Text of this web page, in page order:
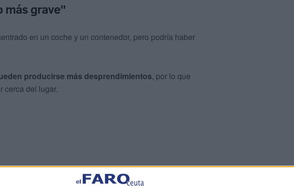
más grave"
en un coche y un contenedor, pero podría haber
producirse más desprendimientos, por lo que
cerca del lugar.
los residentes, ya que estos desprendimientos
a personas en la zona.